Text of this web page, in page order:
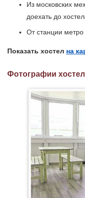
Из московских
доехать до
От станции метро
Показать хостел на
Фотографии